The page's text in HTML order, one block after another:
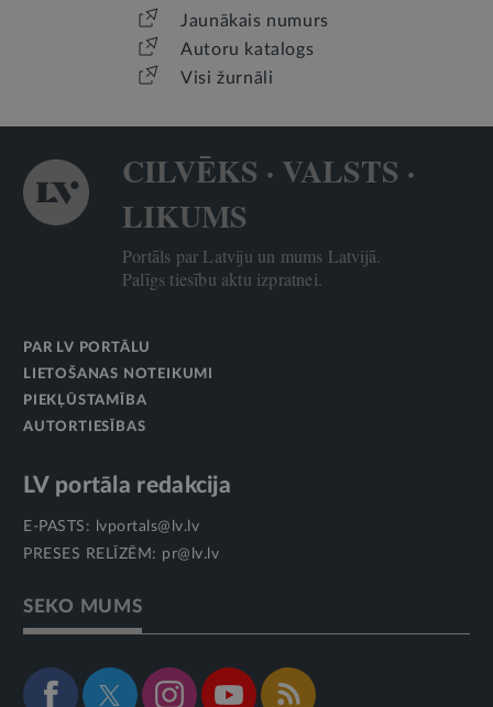
Jaunākais numurs
Autoru katalogs
Visi žurnāli
CILVĒKS · VALSTS ·
LIKUMS
Portāls par Latviju un mums Latvijā.
Palīgs tiesību aktu izpratnei.
PAR LV PORTĀLU
LIETOŠANAS NOTEIKUMI
PIEKĻŪSTAMĪBA
AUTORTIESĪBAS
LV portāla redakcija
E-PASTS:
lvportals@lv.lv
PRESES RELĪZĒM: pr@lv.lv
SEKO MUMS